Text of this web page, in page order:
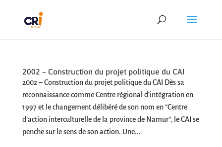
2002 – Construction du projet politique du CAI
2002 – Construction du projet politique du CAI Dès sa
reconnaissance comme Centre régional d’intégration en
1997 et le changement délibéré de son nom en “Centre
d’action interculturelle de la province de Namur”, le CAI se
penche sur le sens de son action. Une...